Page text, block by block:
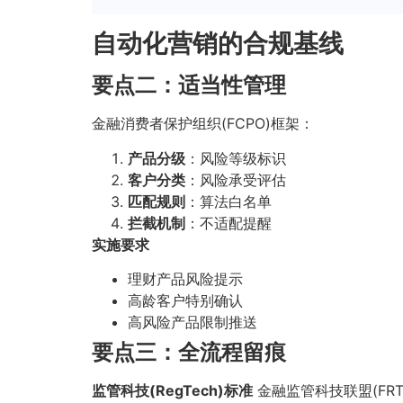
自动化营销的合规基线
要点二：适当性管理
金融消费者保护组织(FCPO)框架：
产品分级 ：风险等级标识
客户分类 ：风险承受评估
匹配规则 ：算法白名单
拦截机制 ：不适配提醒
实施要求
理财产品风险提示
高龄客户特别确认
高风险产品限制推送
要点三：全流程留痕
监管科技(RegTech)标准 金融监管科技联盟